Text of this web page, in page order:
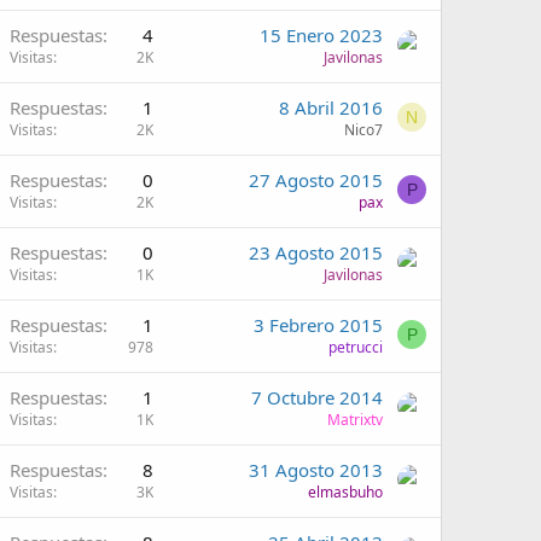
Respuestas 4
Visitas 2K
15 Enero 2023
Javilonas
Respuestas 1
Visitas 2K
8 Abril 2016
Nico7
N
Respuestas 0
Visitas 2K
27 Agosto 2015
pax
P
Respuestas 0
Visitas 1K
23 Agosto 2015
Javilonas
Respuestas 1
Visitas 978
3 Febrero 2015
petrucci
P
Respuestas 1
Visitas 1K
7 Octubre 2014
Matrixtv
Respuestas 8
Visitas 3K
31 Agosto 2013
elmasbuho